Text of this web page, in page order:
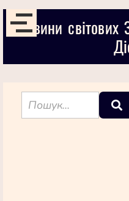
Новини світових